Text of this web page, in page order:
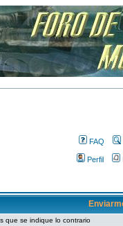
FAQ
Perfil
que se indique lo contrario